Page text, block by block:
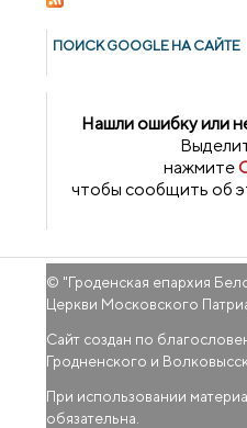
ПОИСК GOОGLE НА САЙТЕ
Нашли ошибку или
нажмите
чтобы сообщить об
© "Гроденская епархия
Церкви Московского
Сайт создан по
Гродненского и
При использовании
обязательна.